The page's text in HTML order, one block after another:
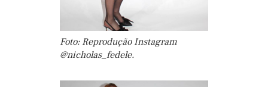
Foto: Reprodução Instagram
@nicholas_fedele.